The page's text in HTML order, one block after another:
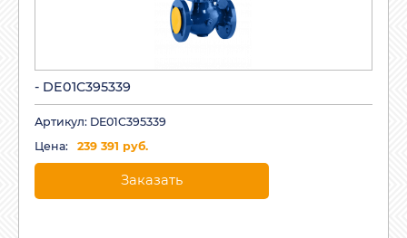
- DE01C395339
Артикул: DE01C395339
Цена:
239 391 руб.
Заказать